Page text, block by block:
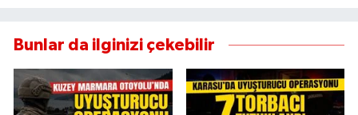
Bunlar da ilginizi çekebilir